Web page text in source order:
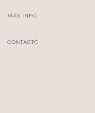
MÁS INFO
CONTACTO